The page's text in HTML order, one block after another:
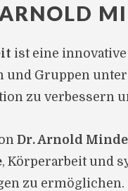
ist eine
und Gruppen
zu verbessern
Dr. Arnold
, Körperarbeit und
zu ermöglichen.